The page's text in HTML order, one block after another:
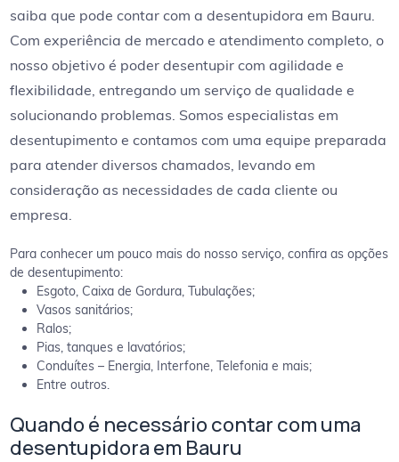
saiba que pode contar com a desentupidora em Bauru.
Com experiência de mercado e atendimento completo, o
nosso objetivo é poder desentupir com agilidade e
flexibilidade, entregando um serviço de qualidade e
solucionando problemas. Somos especialistas em
desentupimento e contamos com uma equipe preparada
para atender diversos chamados, levando em
consideração as necessidades de cada cliente ou
empresa.
Para conhecer um pouco mais do nosso serviço, confira as opções
de desentupimento:
Esgoto, Caixa de Gordura, Tubulações;
Vasos sanitários;
Ralos;
Pias, tanques e lavatórios;
Conduítes – Energia, Interfone, Telefonia e mais;
Entre outros.
Quando é necessário contar com uma
desentupidora em Bauru